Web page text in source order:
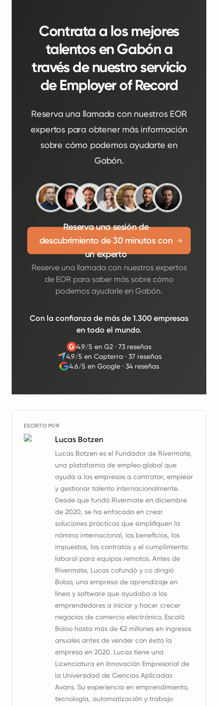
Contrata a los mejores
talentos en Gabón a
través de nuestro servicio
de Employer of Record
Reserva una llamada con nuestros EOR
expertos para obtener más información
sobre cómo podemos ayudarte en
Gabón.
Reserva una sesión de
descubrimiento de 30 minutos con
un experto
Reserve una llamada con nuestros expertos
de EOR para saber más sobre cómo
podemos ayudarle en Gabón.
Con la confianza de más de 1.300 empresas
en todo el mundo.
4.9/5 en G2 ·73 reseñas
4.9/5 en Capterra ·37 reseñas
4.6/5 en Google· 34 reseñas
ESCRITO POR
Lucas Botzen
Lucas Botzen es el Fundador de Rivermate,
una plataforma de empleo global que
ayuda a las empresas a contratar, emplear
y gestionar talento internacionalmente.
Desde que fundó Rivermate en diciembre
de 2020, se ha enfocado en crear
soluciones prácticas que simplifiquen la
nómina internacional, los beneficios, los
impuestos, los contratos y el cumplimiento
laboral para equipos remotos. Antes de
Rivermate, Lucas cofundó y co dirigió
Boloo, una empresa de aprendizaje en
línea y software que ayudaba a los
emprendedores a iniciar y hacer crecer
negocios de comercio electrónico. Escaló
Boloo hasta más de €2 millones en ingresos
anuales antes de vender con éxito la
empresa en 2020. Lucas tiene una
Licenciatura en Innovación Empresarial de
la Universidad de Ciencias Aplicadas
Avans. Su experiencia en emprendimiento,
tecnología, automatización y trabajo